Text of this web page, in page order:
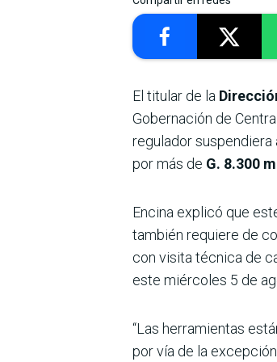
El titular de la
Gobernación de
regulador
por más de G. 8.300
Encina explicó que
también requiere de
con visita técnica de
este miérco­les 5 de
“Las herramientas
por vía de la